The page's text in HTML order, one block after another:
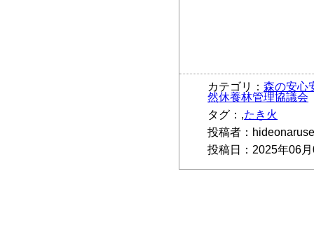
カテゴリ： 森の安心
然休養林管理協議会
タグ：,たき火
投稿者：hideonaruse
投稿日：2025年06